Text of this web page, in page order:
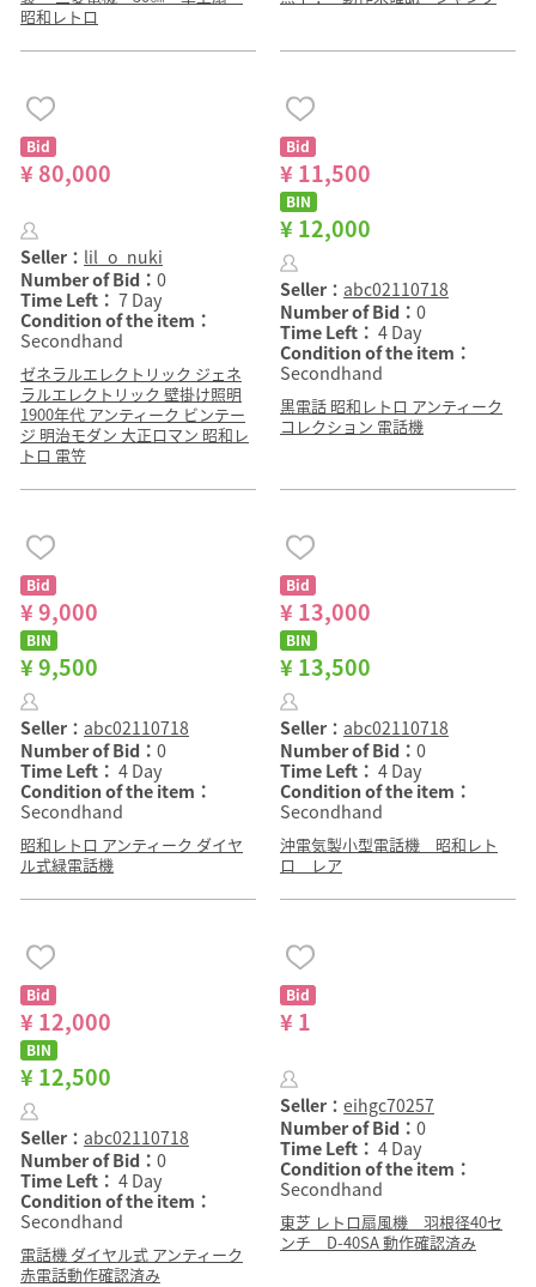
昭和レトロ
Bid
¥ 80,000
Seller： lil_o_nuki
Number of Bid： 0
Time Left： 7 Day
Condition of the item：
Secondhand
ゼネラルエレクトリック ジェネ
ラルエレクトリック 壁掛け照明
1900年代 アンティーク ビンテー
ジ 明治モダン 大正ロマン 昭和レ
トロ 電笠
Bid
¥ 11,500
BIN
¥ 12,000
Seller： abc02110718
Number of Bid： 0
Time Left： 4 Day
Condition of the item：
Secondhand
黒電話 昭和レトロ アンティーク
コレクション 電話機
Bid
¥ 9,000
BIN
¥ 9,500
Seller： abc02110718
Number of Bid： 0
Time Left： 4 Day
Condition of the item：
Secondhand
昭和レトロ アンティーク ダイヤ
ル式緑電話機
Bid
¥ 13,000
BIN
¥ 13,500
Seller： abc02110718
Number of Bid： 0
Time Left： 4 Day
Condition of the item：
Secondhand
沖電気製小型電話機 昭和レト
ロ レア
Bid
¥ 12,000
BIN
¥ 12,500
Seller： abc02110718
Number of Bid： 0
Time Left： 4 Day
Condition of the item：
Secondhand
電話機 ダイヤル式 アンティーク
赤電話動作確認済み
Bid
¥ 1
Seller： eihgc70257
Number of Bid： 0
Time Left： 4 Day
Condition of the item：
Secondhand
東芝 レトロ扇風機 羽根径40セ
ンチ D-40SA 動作確認済み